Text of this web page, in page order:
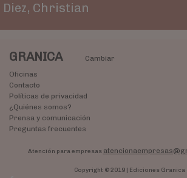
Diez, Christian
GRANICA
Cambiar
Oficinas
Contacto
Políticas de privacidad
¿Quiénes somos?
Prensa y comunicación
Preguntas frecuentes
Atención para empresas
Copyright © 2019 | Ediciones Granica